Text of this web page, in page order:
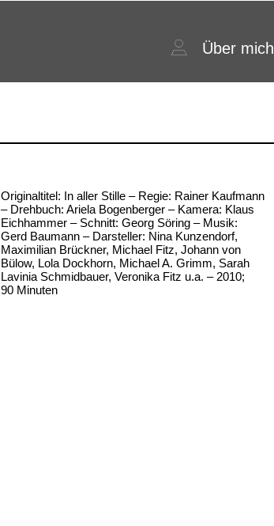
Über mich
Originaltitel: In aller Stille – Regie: Rainer Kaufmann
– Drehbuch: Ariela Bogenberger – Kamera: Klaus
Eichhammer – Schnitt: Georg Söring – Musik:
Gerd Baumann – Darsteller: Nina Kunzendorf,
Maximilian Brückner, Michael Fitz, Johann von
Bülow, Lola Dockhorn, Michael A. Grimm, Sarah
Lavinia Schmidbauer, Veronika Fitz u.a. – 2010;
90 Minuten